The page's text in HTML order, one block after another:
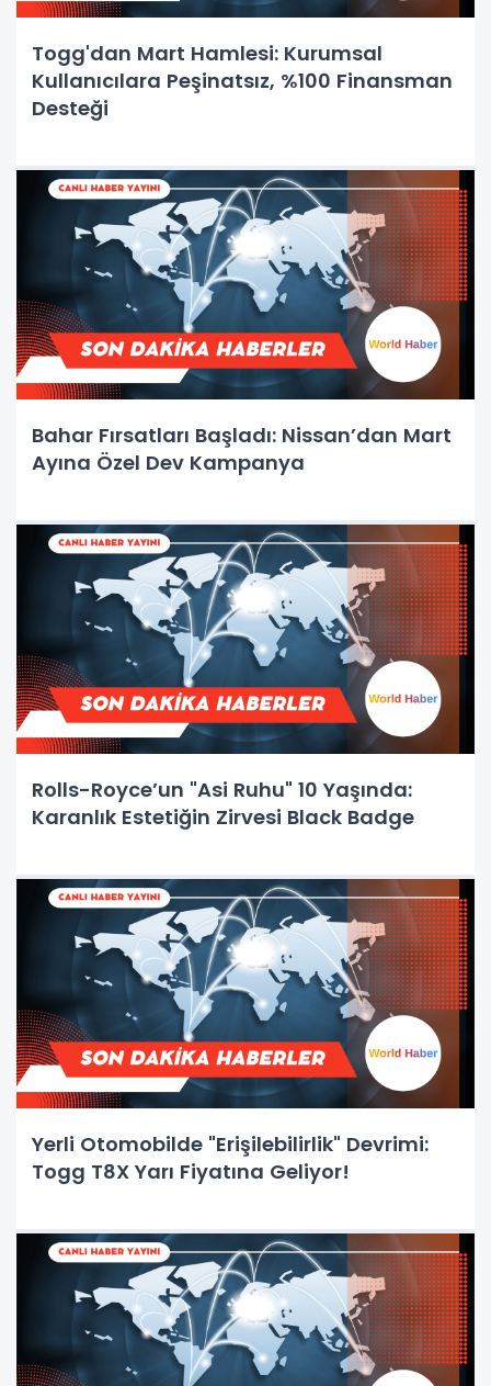
Togg'dan Mart Hamlesi: Kurumsal
Kullanıcılara Peşinatsız, %100 Finansman
Desteği
Bahar Fırsatları Başladı: Nissan’dan Mart
Ayına Özel Dev Kampanya
Rolls-Royce’un "Asi Ruhu" 10 Yaşında:
Karanlık Estetiğin Zirvesi Black Badge
Yerli Otomobilde "Erişilebilirlik" Devrimi:
Togg T8X Yarı Fiyatına Geliyor!